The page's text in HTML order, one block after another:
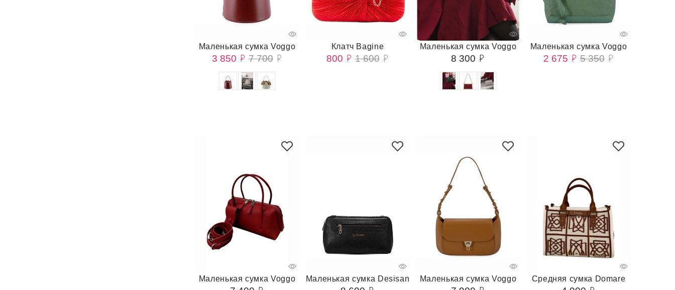
Маленькая сумка Voggo
3 850 7 700
Клатч Bagine
800 1 600
Маленькая сумка Voggo
8 300
Маленькая сумка Voggo
2 675 5 350
Маленькая сумка Voggo Маленькая сумка Desisan Маленькая сумка Voggo Средняя сумка Domare